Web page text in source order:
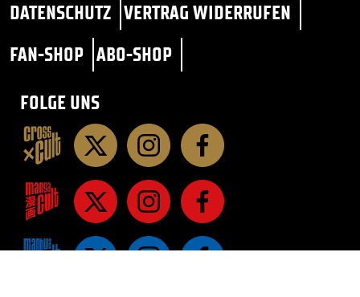
DATENSCHUTZ VERTRAG WIDERRUFEN
FAN-SHOP ABO-SHOP
FOLGE UNS